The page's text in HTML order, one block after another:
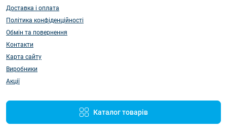
Доставка і оплата
Політика конфіденційності
Обмін та повернення
Контакти
Карта сайту
Виробники
Акції
Каталог товарів